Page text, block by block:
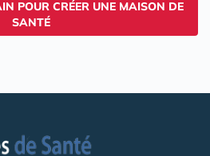
POUR CRÉER UNE MAISON DE
SANTÉ